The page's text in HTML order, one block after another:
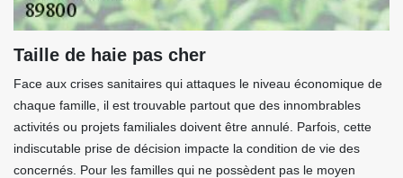
Taille de haie pas cher
Face aux crises sanitaires qui attaques le niveau économique de
chaque famille, il est trouvable partout que des innombrables
activités ou projets familiales doivent être annulé. Parfois, cette
indiscutable prise de décision impacte la condition de vie des
concernés. Pour les familles qui ne possèdent pas le moyen